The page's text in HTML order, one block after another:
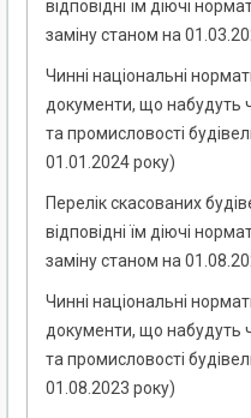
відповідні їм діючі
заміну станом на
Чинні національні
документи, що набудуть
та промисловості
01.01.2024 року)
Перелік скасованих
відповідні їм діючі
заміну станом на
Чинні національні
документи, що набудуть
та промисловості
01.08.2023 року)